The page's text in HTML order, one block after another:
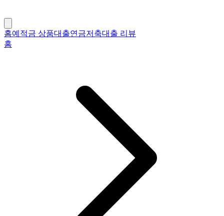
홈예적금 상품대출연금저축대출 리뷰
홈